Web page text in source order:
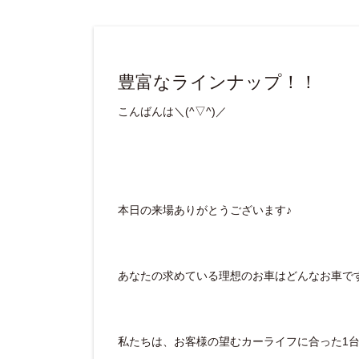
豊富なラインナップ！！
こんばんは＼(^▽^)／
本日の来場ありがとうございます♪
あなたの求めている理想のお車はどんなお車で
私たちは、お客様の望むカーライフに合った1